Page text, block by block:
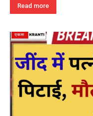
Read more